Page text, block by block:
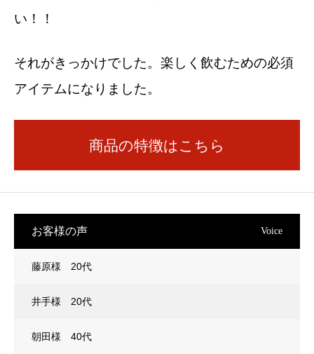
い！！
それがきっかけでした。楽しく飲むための必須
アイテムになりました。
商品の特徴はこちら
お客様の声 Voice
藤原様 20代
井手様 20代
朝田様 40代